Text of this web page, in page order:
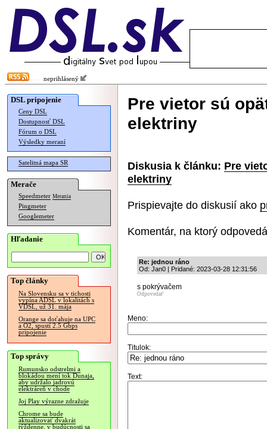
neprihlásený
DSL pripojenie
Ceny DSL
Dostupnosť DSL
Fórum o DSL
Výsledky meraní
Satelitná mapa SR
Merače
Speedmeter Merania
Pingmeter
Googlemeter
Hľadanie
Top články
Na Slovensku sa v tichosti
vypína ADSL v lokalitách s
VDSL, už 31. mája
Orange sa doťahuje na UPC
a O2, spustí 2.5 Gbps
pripojenie
Top správy
Rumunsko odstrelmi a
blokádou mení tok Dunaja,
aby udržalo jadrovú
elektráreň v chode
Joj Play výrazne zdražuje
Chrome sa bude
aktualizovať dvakrát
týždenne, v budúcnosti sa
Pre vietor sú
elektriny
Diskusia k článku: Pre
elektriny
Prispievajte do diskusií ako
Komentár, na ktorý
Re: jednou ráno
Od: Jan0 | Pridané: 2023-03-28 12:31:56
s pokrývačem
Odpovedať
Meno:
Titulok:
Text: